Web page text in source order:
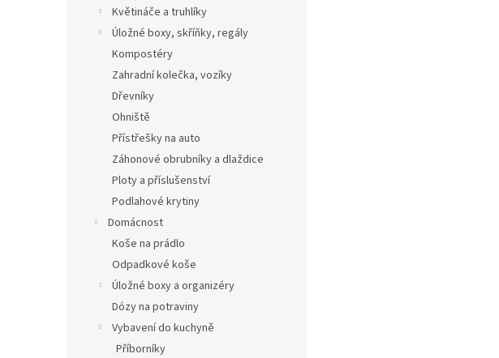
Květináče a truhlíky
Úložné boxy, skříňky, regály
Kompostéry
Zahradní kolečka, vozíky
Dřevníky
Ohniště
Přístřešky na auto
Záhonové obrubníky a dlaždice
Ploty a příslušenství
Podlahové krytiny
Domácnost
Koše na prádlo
Odpadkové koše
Úložné boxy a organizéry
Dózy na potraviny
Vybavení do kuchyně
Příborníky